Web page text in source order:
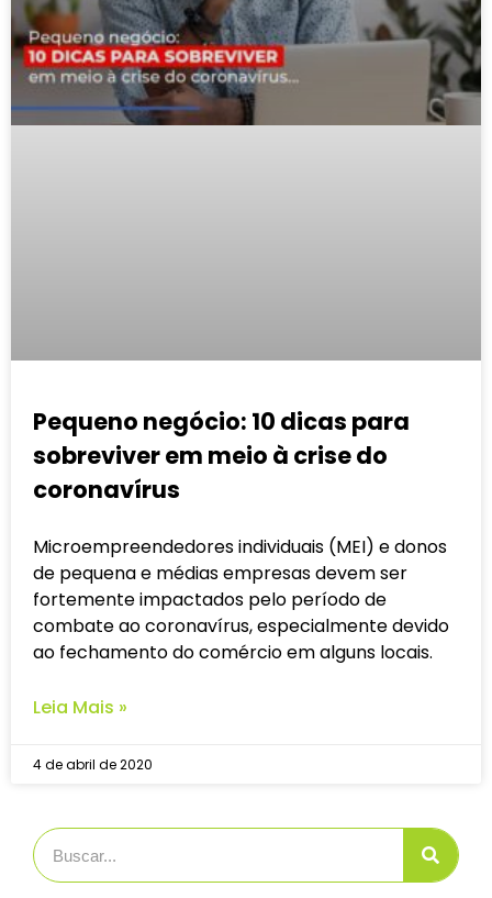
Pequeno negócio: 10 dicas para
sobreviver em meio à crise do
coronavírus
Microempreendedores individuais (MEI) e donos
de pequena e médias empresas devem ser
fortemente impactados pelo período de
combate ao coronavírus, especialmente devido
ao fechamento do comércio em alguns locais.
Leia Mais »
4 de abril de 2020